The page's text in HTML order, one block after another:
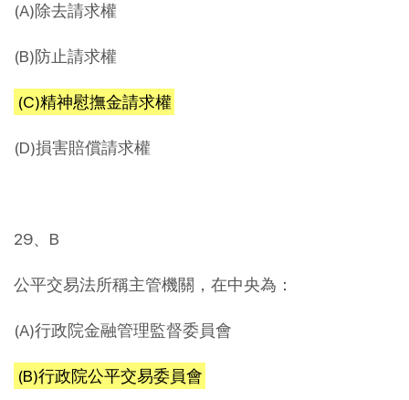
(A)除去請求權
(B)防止請求權
(C)精神慰撫金請求權
(D)損害賠償請求權
29、B
公平交易法所稱主管機關，在中央為：
(A)行政院金融管理監督委員會
(B)行政院公平交易委員會